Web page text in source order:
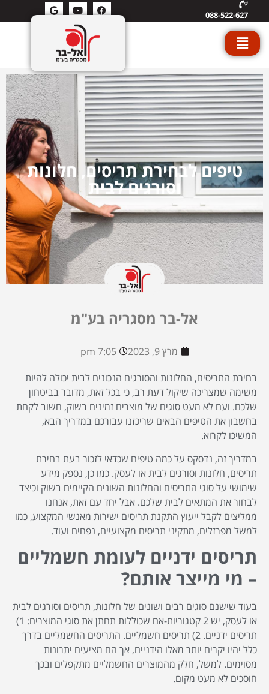
088-522-627
טיפים לבחירת תריסים, חלונות
וסורגים לבית
אל-בר מסגריה בע"מ
מרץ 9, 2023
7:05 pm
בחירת התריסים, החלונות והסורגים הנכונים לבית יכולה להיות
משימה שמצריכה שיקול דעת רב, כי בכל זאת, מדובר בביטחון
שלכם. ועם לא מעט סוגים של מוצרים זמינים בשוק, חשוב לקחת
בחשבון את הטיפים הבאים שריכזנו עבורכם במדריך הבא,
המשיכו לקרוא.
במדריך זה, נדסקס על כמה טיפים שכדאי לזכור בעת בחירת
תריסים, חלונות וסורגים לבית או לעסק. כמו כן, נספק מידע
שימושי על סוגי התריסים והחלונות השונים הקיימים בשוק וכיצד
לבחור את המתאים לבית שלכם. אבל יחד עם זאת, אנחנו
ממליצים לקבל ייעוץ התקנת תריסים ישירות מאנשי המקצוע, כמו
למשל מפרזלים, מתקיני תריסים מקצועיים, נפחים ועוד.
תריסים ידניים לעומת חשמליים
– מי מייצר אותם?
בעוד שישנם סוגים רבים ושונים של חלונות, תריסים וסורגים לבית
או לעסק, יש 2 קטגוריות-אם שכוללות תחתן את סוגי המוצרים: 1)
תריסים ידניים. 2) תריסים חשמליים. התריסים החשמליים בדרך
כלל יהיו יקרים יותר מאלו הידניים, אך הם מציעים יתרונות
מסוימים. למשל, חלק מהמוצרים החשמליים מתקפלים ובכך
חוסכים לא מעט מקום.